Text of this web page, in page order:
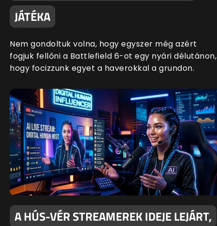
JÁTÉKA
Nem gondoltuk volna, hogy egyszer még azért
fogjuk fellőni a Battlefield 6-ot egy nyári délutánon,
hogy focizzunk egyet a haverokkal a grundon.
A HÚS-VÉR STREAMEREK IDEJE LEJÁRT,